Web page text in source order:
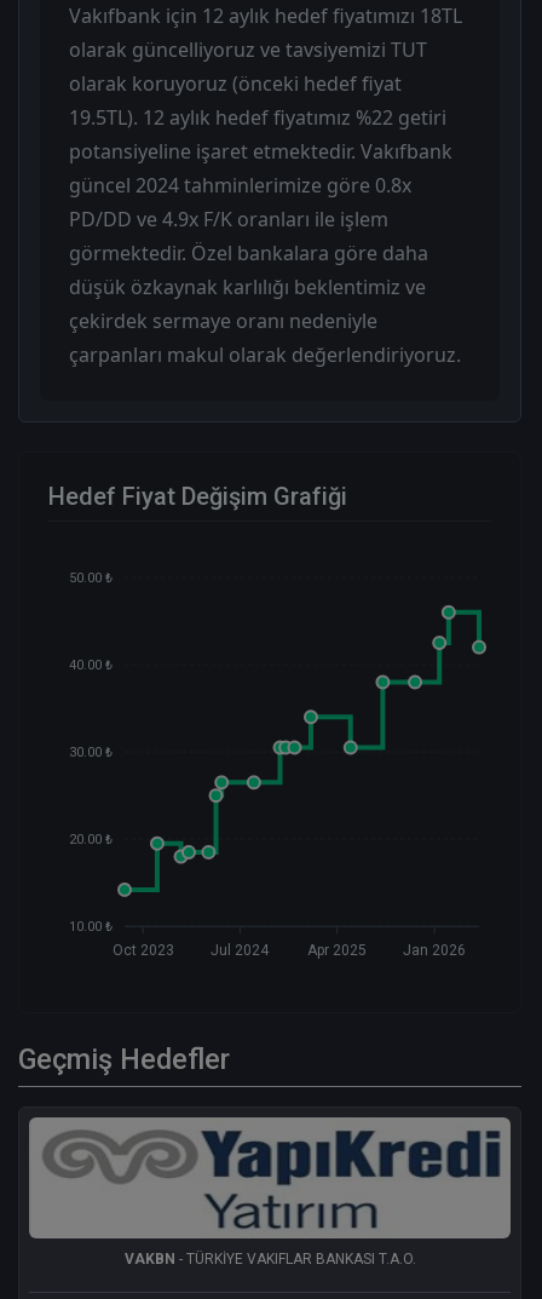
Vakıfbank için 12 aylık hedef fiyatımızı 18TL
olarak güncelliyoruz ve tavsiyemizi TUT
olarak koruyoruz (önceki hedef fiyat
19.5TL). 12 aylık hedef fiyatımız %22 getiri
potansiyeline işaret etmektedir. Vakıfbank
güncel 2024 tahminlerimize göre 0.8x
PD/DD ve 4.9x F/K oranları ile işlem
görmektedir. Özel bankalara göre daha
düşük özkaynak karlılığı beklentimiz ve
çekirdek sermaye oranı nedeniyle
çarpanları makul olarak değerlendiriyoruz.
Hedef Fiyat Değişim Grafiği
50.00 ₺
40.00 ₺
30.00 ₺
20.00 ₺
10.00 ₺
Oct 2023 Jul 2024 Apr 2025 Jan 2026
Geçmiş Hedefler
VAKBN - TÜRKİYE VAKIFLAR BANKASI T.A.O.